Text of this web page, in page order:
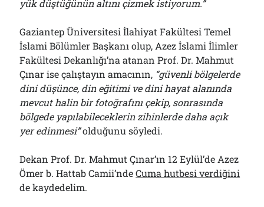
yük düştüğünün altını çizmek istiyorum.”
Gaziantep Üniversitesi İlahiyat Fakültesi Temel
İslami Bölümler Başkanı olup, Azez İslami İlimler
Fakültesi Dekanlığı’na atanan Prof. Dr. Mahmut
Çınar ise çalıştayın amacının, “güvenli bölgelerde
dini düşünce, din eğitimi ve dini hayat alanında
mevcut halin bir fotoğrafını çekip, sonrasında
bölgede yapılabileceklerin zihinlerde daha açık
yer edinmesi”olduğunu söyledi.
Dekan Prof. Dr. Mahmut Çınar’ın 12 Eylül’de Azez
Ömer b. Hattab Camii’ndeCuma hutbesi verdiğini
de kaydedelim.